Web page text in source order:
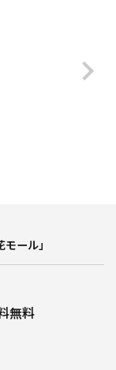
ール」
無料